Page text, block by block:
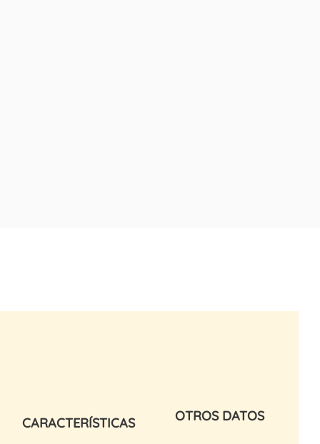
CARACTERÍSTICAS OTROS DATOS